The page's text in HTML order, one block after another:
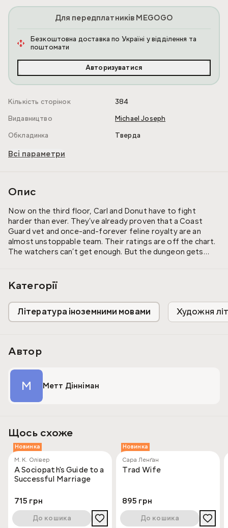
Для передплатників MEGOGO
Безкоштовна доставка по Україні у відділення та
поштомати
Авторизуватися
Кількість сторінок
384
Видавництво
Michael Joseph
Обкладинка
Тверда
Всі параметри
Опис
Now on the third floor, Carl and Donut have to fight
harder than ever. They’ve already proven that a Coast
Guard vet and once-and-forever feline royalty are an
almost unstoppable team. Their ratings are off the chart.
The watchers can’t get enough. But the dungeon gets
sprawling, once-thriving metropolis devastated by a
mysterious calamity. But these streets are far from
abandoned. An undead circus trawls the ruins. Murdered
women rain from the sky. An ancient spell is finally ready
to reveal its dark purpose. Can Carl and Donut solve the
Категорії
Література іноземними мовами Художня
Автор
М Метт Дінніман
Щось схоже
Новинка
М. К. Олівер
A Sociopath's Guide to a
Successful Marriage
715 грн
До кошика
Новинка
Сара Ленґан
Trad Wife
895 грн
До кошика